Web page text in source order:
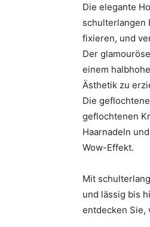
Die elegante
schulterlangen
fixieren, und
Der
einem
Ästhetik zu
Die
geflochtenen
Haarnadeln
Wow-Effekt.
Mit
und lässig bis
entdecken Sie,